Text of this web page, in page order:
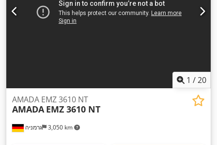
1 /20
גרמניה 3,050 km
AMADA EMZ 3610 NT
AMADA EMZ 3610 NT